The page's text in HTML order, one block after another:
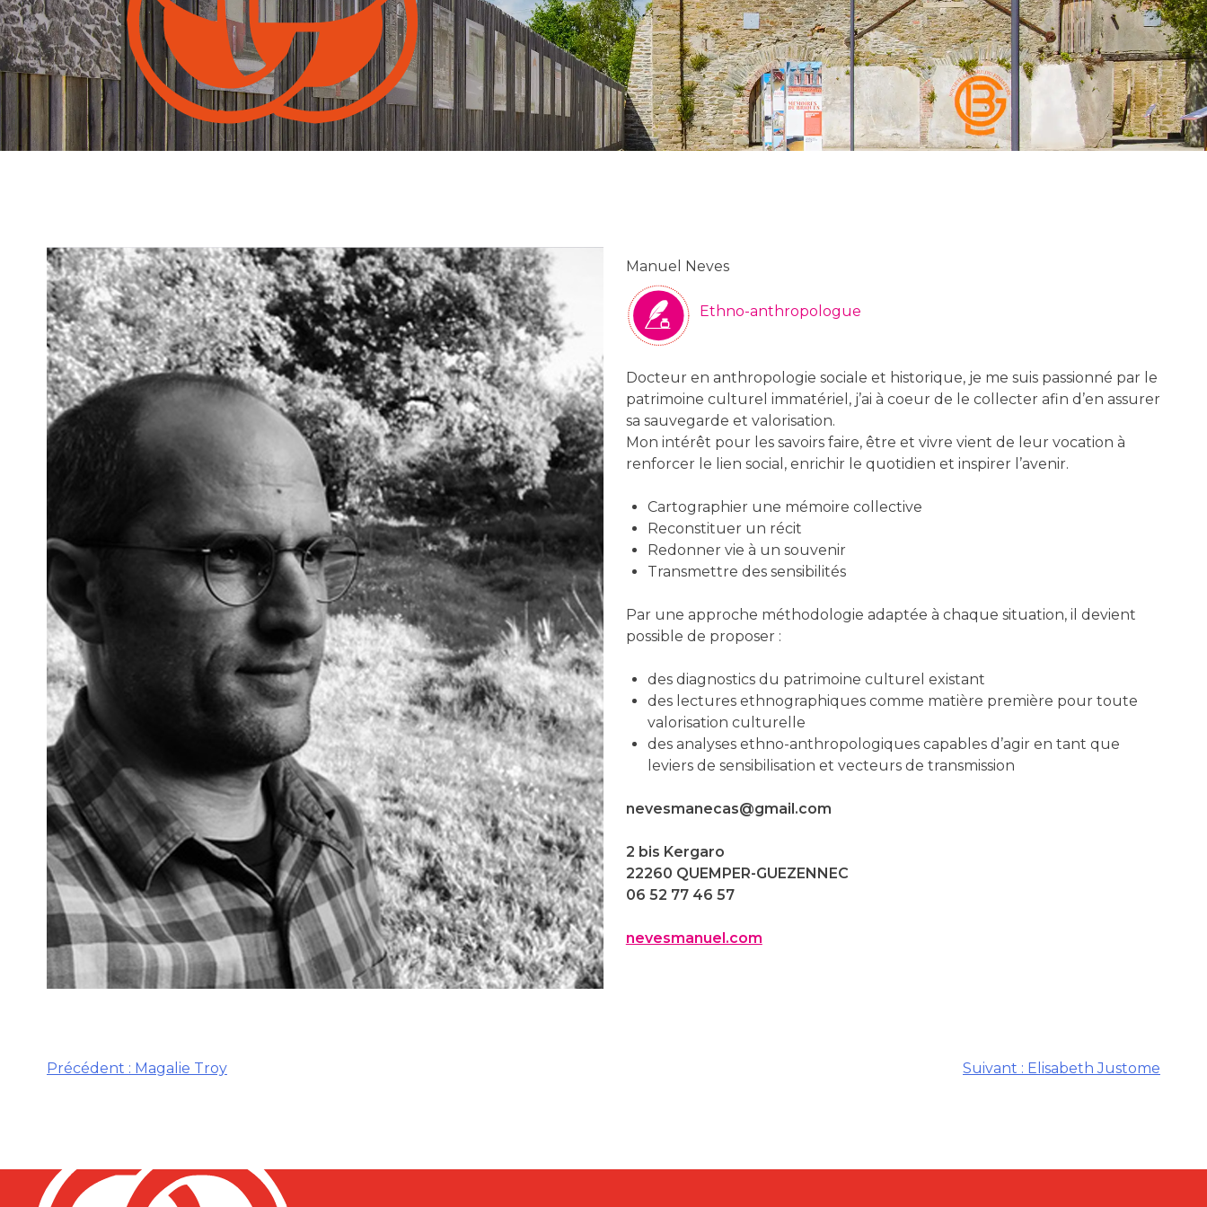
Manuel Neves
Ethno-anthropologue
Docteur en anthropologie sociale et historique, je me suis passionné par le
patrimoine culturel immatériel, j’ai à coeur de le collecter afin d’en assurer
sa sauvegarde et valorisation.
Mon intérêt pour les savoirs faire, être et vivre vient de leur vocation à
renforcer le lien social, enrichir le quotidien et inspirer l’avenir.
Cartographier une mémoire collective
Reconstituer un récit
Redonner vie à un souvenir
Transmettre des sensibilités
Par une approche méthodologie adaptée à chaque situation, il devient
possible de proposer :
des diagnostics du patrimoine culturel existant
des lectures ethnographiques comme matière première pour toute
valorisation culturelle
des analyses ethno-anthropologiques capables d’agir en tant que
leviers de sensibilisation et vecteurs de transmission
nevesmanecas@gmail.com
2 bis Kergaro
22260 QUEMPER-GUEZENNEC
06 52 77 46 57
nevesmanuel.com
NAVIGATION
L’ARTICLE
Précédent : Magalie Troy Suivant : Elisabeth Justome